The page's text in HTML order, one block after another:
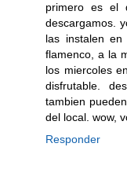
primero es el
descargamos.
las instalen en
flamenco, a la
los miercoles
disfrutable.
tambien
del local. wow,
Responder